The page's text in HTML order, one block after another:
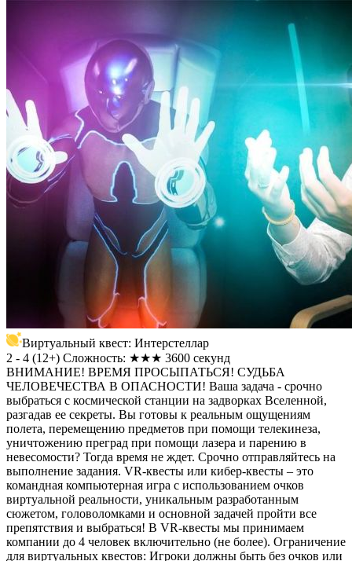
Виртуальный квест: Интерстеллар
2 - 4 (12+) Сложность: ★★★ 3600 секунд
ВНИМАНИЕ! ВРЕМЯ ПРОСЫПАТЬСЯ! СУДЬБА
ЧЕЛОВЕЧЕСТВА В ОПАСНОСТИ! Ваша задача - срочно
выбраться с космической станции на задворках Вселенной,
разгадав ее секреты. Вы готовы к реальным ощущениям
полета, перемещению предметов при помощи телекинеза,
уничтожению преград при помощи лазера и парению в
невесомости? Тогда время не ждет. Срочно отправляйтесь на
выполнение задания. VR-квесты или кибер-квесты – это
командная компьютерная игра c использованием очков
виртуальной реальности, уникальным разработанным
сюжетом, головоломками и основной задачей пройти все
препятствия и выбраться! В VR-квесты мы принимаем
компании до 4 человек включительно (не более). Ограничение
для виртуальных квестов: Игроки должны быть без очков или